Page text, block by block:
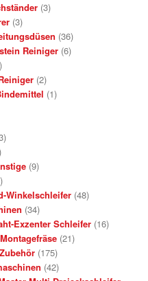
(3)
(3)
(36)
Reiniger (6)
(2)
(1)
(9)
Winkelschleifer (48)
(34)
Exzenter Schleifer (16)
(21)
(175)
(42)